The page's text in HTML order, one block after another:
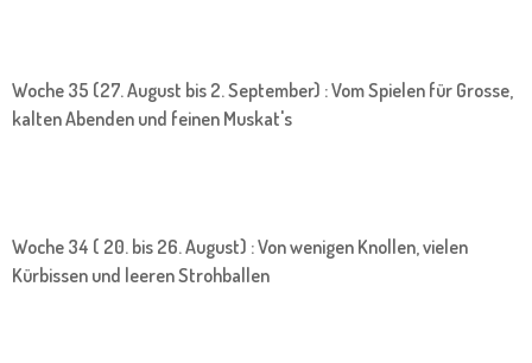
Woche 35 (27. August bis 2. September) : Vom Spielen für Grosse,
kalten Abenden und feinen Muskat's
Woche 34 ( 20. bis 26. August) : Von wenigen Knollen, vielen
Kürbissen und leeren Strohballen